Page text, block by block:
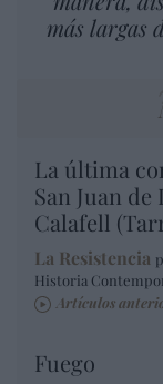
más largas
La última
San Juan de
Calafell
La Resistencia
Historia
Artículos
Fuego